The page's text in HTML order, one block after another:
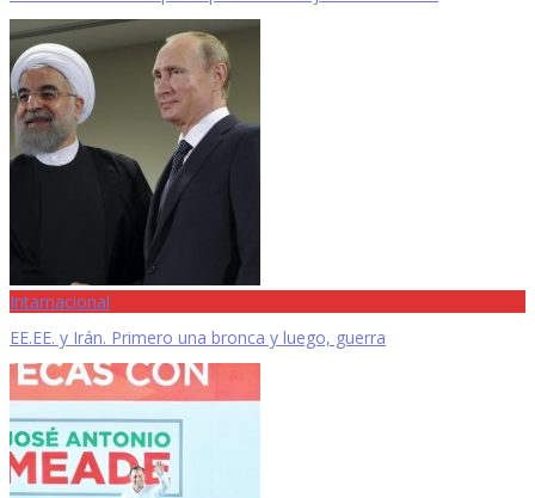
Intarnacional
EE.EE. y Irán. Primero una bronca y luego, guerra